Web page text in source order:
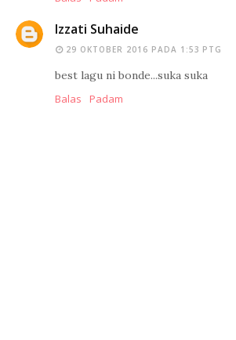
Izzati Suhaide
29 OKTOBER 2016 PADA 1:53 PTG
best lagu ni bonde...suka suka
Balas
Padam